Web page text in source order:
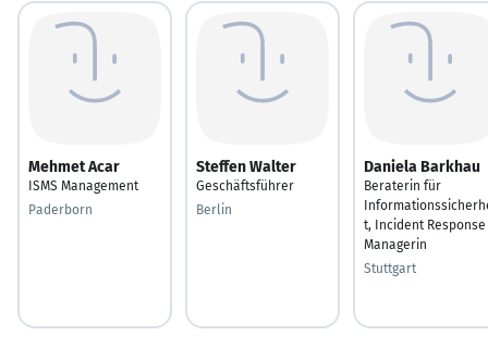
Mehmet Acar
ISMS Management
Paderborn
Steffen Walter
Geschäftsführer
Berlin
Daniela Barkhau
Beraterin für
t, Incident Response
Managerin
Stuttgart